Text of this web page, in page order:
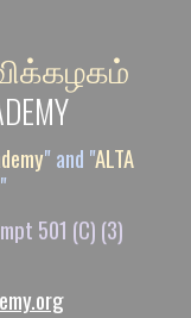
"and "ALTA
"
501 (C) (3)